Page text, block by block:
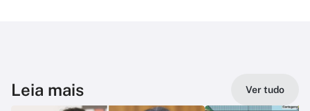
Leia mais Ver tudo